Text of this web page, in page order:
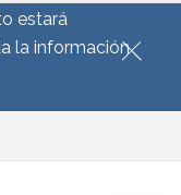
estará
la información